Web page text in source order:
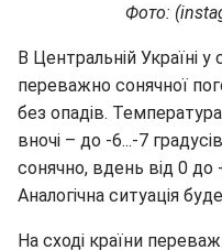
Фото:
В Центральній Україні
переважно сонячної
без опадів.
вночі – до -6...-7
сонячно, вдень від 0 до
Аналогічна ситуація
На сході країни